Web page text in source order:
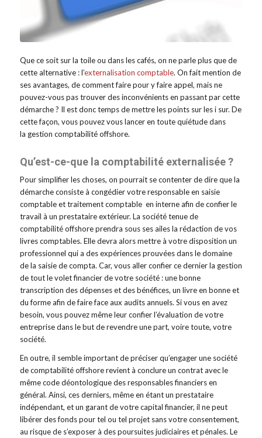
Que ce soit sur la toile ou dans les cafés, on ne parle plus que de
cette alternative : l’externalisation comptable. On fait mention de
ses avantages, de comment faire pour y faire appel, mais ne
pouvez-vous pas trouver des inconvénients en passant par cette
démarche ? Il est donc temps de mettre les points sur les i sur. De
cette façon, vous pouvez vous lancer en toute quiétude dans
la gestion comptabilité offshore.
Qu’est-ce-que la comptabilité externalisée ?
Pour simplifier les choses, on pourrait se contenter de dire que la
démarche consiste à congédier votre responsable en saisie
comptable et traitement comptable en interne afin de confier le
travail à un prestataire extérieur. La société tenue de
comptabilité offshore prendra sous ses ailes la rédaction de vos
livres comptables. Elle devra alors mettre à votre disposition un
professionnel qui a des expériences prouvées dans le domaine
de la saisie de compta. Car, vous aller confier ce dernier la gestion
de tout le volet financier de votre société : une bonne
transcription des dépenses et des bénéfices, un livre en bonne et
du forme afin de faire face aux audits annuels. Si vous en avez
besoin, vous pouvez même leur confier l’évaluation de votre
entreprise dans le but de revendre une part, voire toute, votre
société.
En outre, il semble important de préciser qu’engager une société
de comptabilité offshore revient à conclure un contrat avec le
même code déontologique des responsables financiers en
général. Ainsi, ces derniers, même en étant un prestataire
indépendant, et un garant de votre capital financier, il ne peut
libérer des fonds pour tel ou tel projet sans votre consentement,
au risque de s’exposer à des poursuites judiciaires et pénales. Le